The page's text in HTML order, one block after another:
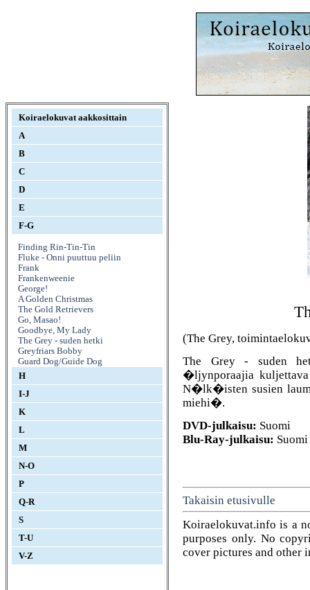
Koiraelokuvat aakkosittain
A
B
C
D
E
F-G
Finding Rin-Tin-Tin
Fluke - Onni puuttuu peliin
Frank
Frankenweenie
George!
A Golden Christmas
The Gold Retrievers
Go, Masao!
Goodbye, My Lady
The Grey - suden hetki
Greyfriars Bobby
Guard Dog/Guide Dog
H
I-J
K
L
M
N-O
P
Q-R
S
T-U
V-Z
(The Grey,
The Grey - suden
�ljynporaajia kuljettava
N�lk�isten susien
miehi�.
DVD-julkaisu: Suomi
Blu-Ray-julkaisu: Suomi
Takaisin etusivulle
Koiraelokuvat.info is a
purposes only. No
cover pictures and other